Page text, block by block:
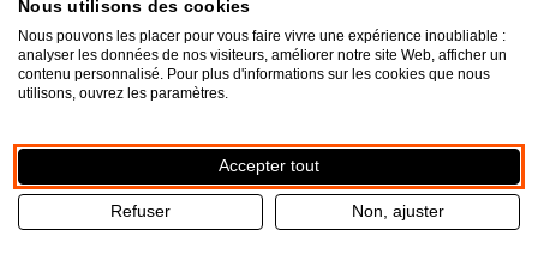
Lacaméraest fixée au banc de l'élève et peut être
commandée à l'aide d'unesimple commande.L'élève
peut :
Ajuster le contraste et les couleursen fonction
de ses préférences visuelles personnelles.
Enregistrer ses
positions préféréespour passer
Nous utilisons des cookies
Nous pouvons les placer pour vous faire vivre une expérience inoubliable :
analyser les données de nos visiteurs, améliorer notre site Web, afficher un
contenu personnalisé. Pour plus d'informations sur les cookies que nous
utilisons, ouvrez les paramètres.
Accepter tout
Refuser Non, ajuster